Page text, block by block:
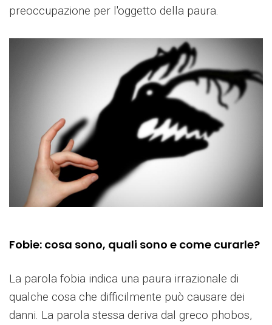
preoccupazione per l'oggetto della paura.
Fobie: cosa sono, quali sono e come curarle?
La parola fobia indica una paura irrazionale di
qualche cosa che difficilmente può causare dei
danni. La parola stessa deriva dal greco phobos,